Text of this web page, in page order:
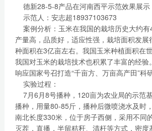
德新28-5-8产品在河南西平示范效果展示
示范人：安志超18937103673
案例分析：玉米在我国的栽培历史大约
产量高，品质好，适应性强，栽培面积发展
种面积在3亿亩左右。我国玉米种植面积在
我国对玉米的栽培技术也积累了丰富的经验
响应国家号召打造“千亩方、万亩高产田”科
实验过程：
7月6月8号播种，120亩为农业局的示范
播种，用量80-85斤，播种后微喷浇水及时
南北长度330米，位于房子西侧，采用不同
灭茬，直播，半留秸秆、清杆等方式，密